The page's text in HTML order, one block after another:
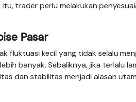
trader perlu melakukan
Pasar
fluktuasi kecil yang tidak selalu
banyak. Sebaliknya, jika terlalu
dan stabilitas menjadi alasan